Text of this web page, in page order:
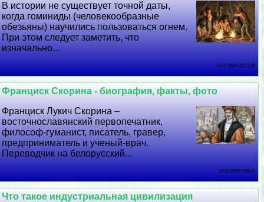
В истории не существует точной даты,
когда гоминиды (человекообразные
обезьяны) научились пользоваться огнем.
При этом следует заметить, что
изначально...
13 07 2026 22:15:42
Франциск Скорина - биография, факты, фото
Франциск Лукич Скорина –
восточнославянский первопечатник,
философ-гуманист, писатель, гравер,
предприниматель и ученый-врач.
Переводчик на белорусский...
12 07 2026 0:55:14
Что такое индустриальная цивилизация